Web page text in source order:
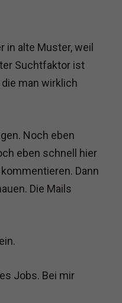
in alte Muster, weil
Suchtfaktor ist
man wirklich
Noch eben
eben schnell hier
Dann
Die Mails
Jobs. Bei mir